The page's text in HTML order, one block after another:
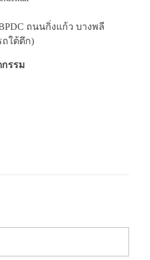
ถนนกิ่งแก้ว บางพลี
ใต้ตึก)
รรม